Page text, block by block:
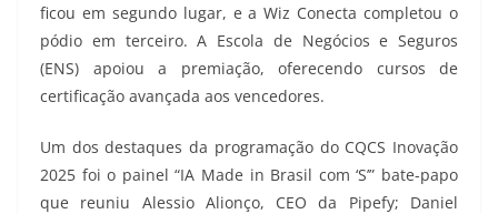
ficou em segundo lugar, e a Wiz Conecta completou o
pódio em terceiro. A Escola de Negócios e Seguros
(ENS) apoiou a premiação, oferecendo cursos de
certificação avançada aos vencedores.
Um dos destaques da programação do CQCS Inovação
2025 foi o painel “IA Made in Brasil com ‘S’” bate-papo
que reuniu Alessio Alionço, CEO da Pipefy; Daniel